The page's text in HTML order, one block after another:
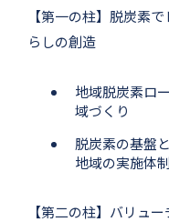
【第一の柱】脱炭素
らしの創造
地域脱炭素ロ
域づくり
脱炭素の基盤
地域の実施体
【第二の柱】バリュ